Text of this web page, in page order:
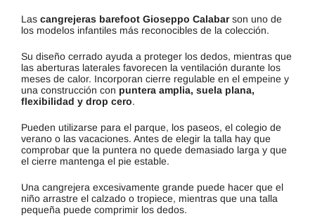
Las cangrejeras barefoot Gioseppo Calabarson uno de
los modelos infantiles más reconocibles de la colección.
Su diseño cerrado ayuda a proteger los dedos, mientras que
las aberturas laterales favorecen la ventilación durante los
meses de calor. Incorporan cierre regulable en el empeine y
una construcción con puntera amplia, suela plana,
flexibilidad y drop cero.
Pueden utilizarse para el parque, los paseos, el colegio de
verano o las vacaciones. Antes de elegir la talla hay que
comprobar que la puntera no quede demasiado larga y que
el cierre mantenga el pie estable.
Una cangrejera excesivamente grande puede hacer que el
niño arrastre el calzado o tropiece, mientras que una talla
pequeña puede comprimir los dedos.